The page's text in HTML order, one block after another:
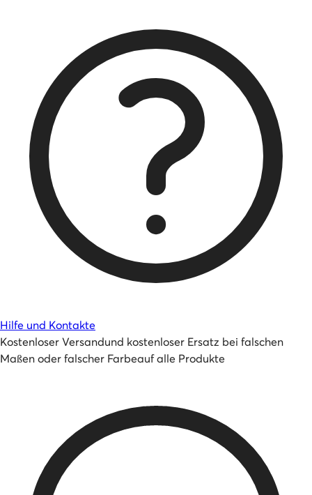
Hilfe und Kontakte
Kostenloser Versandund kostenloser Ersatz bei falschen
Maßen oder falscher Farbeauf alle Produkte